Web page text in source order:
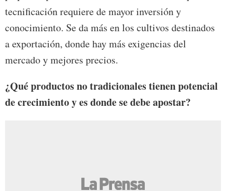
tecnificación requiere de mayor inversión y
conocimiento. Se da más en los cultivos destinados
a exportación, donde hay más exigencias del
mercado y mejores precios.
¿Qué productos no tradicionales tienen potencial
de crecimiento y es donde se debe apostar?